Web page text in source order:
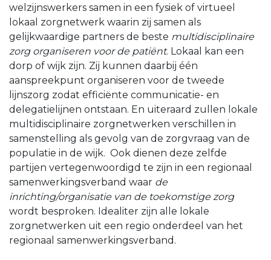
welzijnswerkers samen in een fysiek of virtueel
lokaal zorgnetwerk waarin zij samen als
gelijkwaardige partners de beste multidisciplinaire
zorg organiseren voor de patiënt. Lokaal kan een
dorp of wijk zijn. Zij kunnen daarbij één
aanspreekpunt organiseren voor de tweede
lijnszorg zodat efficiënte communicatie- en
delegatielijnen ontstaan. En uiteraard zullen lokale
multidisciplinaire zorgnetwerken verschillen in
samenstelling als gevolg van de zorgvraag van de
populatie in de wijk. Ook dienen deze zelfde
partijen vertegenwoordigd te zijn in een regionaal
samenwerkingsverband waar de
inrichting/organisatie van de toekomstige zorg
wordt besproken. Idealiter zijn alle lokale
zorgnetwerken uit een regio onderdeel van het
regionaal samenwerkingsverband.